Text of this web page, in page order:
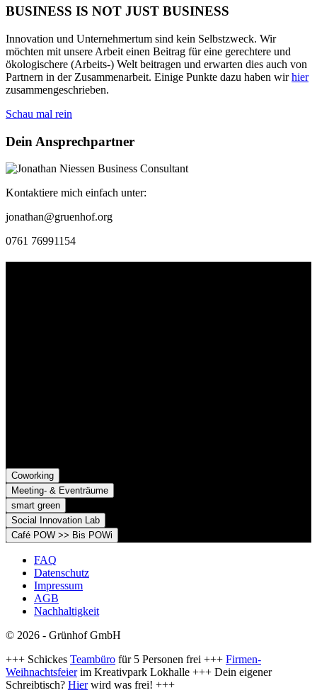
BUSINESS IS NOT JUST BUSINESS
Innovation und Unternehmertum sind kein Selbstzweck. Wir
möchten mit unsere Arbeit einen Beitrag für eine gerechtere und
ökologischere (Arbeits-) Welt beitragen und erwarten dies auch von
Partnern in der Zusammenarbeit. Einige Punkte dazu haben wirhier
zusammengeschrieben.
Schau mal rein
Dein Ansprechpartner
Kontaktiere mich einfach unter:
jonathan@gruenhof.org
0761 76991154
Coworking
Meeting- & Eventräume
smart green
Social Innovation Lab
Café POW >> Bis POWi
FAQ
Datenschutz
Impressum
AGB
Nachhaltigkeit
© 2026 - Grünhof GmbH
+++ Schickes Teambüro für 5 Personen frei +++ Firmen-
Weihnachtsfeierim Kreativpark Lokhalle +++ Dein eigener
Schreibtisch? Hierwird was frei! +++